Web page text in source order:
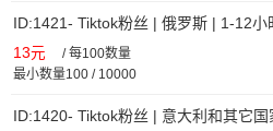
ID:1421- Tiktok粉丝 | 俄罗斯 | 1-12
13元 /每100数量
最小数量100 / 10000
ID:1420- Tiktok粉丝 | 意大利和其它